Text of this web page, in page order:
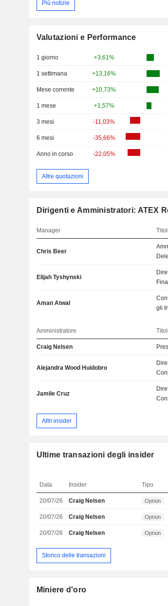
Più notizie
Valutazioni e Performance
1 giorno +3,61%
1 settimana +13,16%
Mese corrente +10,73%
1 mese +1,57%
3 mesi -11,03%
6 mesi -35,66%
Anno in corso -22,05%
Altre quotazioni
Dirigenti e Amministratori: ATEX
Manager
Chris Beer
Elijah Tyshynski
Aman Atwal
gli
Amministratore
Craig Nelsen
Alejandra Wood Huidobro
Jamile Cruz
Altri insider
Ultime transazioni degli insider
Data Insider Tipo
20/07/26 Craig Nelsen Option
20/07/26 Craig Nelsen Option
20/07/26 Craig Nelsen Option
Storico delle transazioni
Miniere d'oro